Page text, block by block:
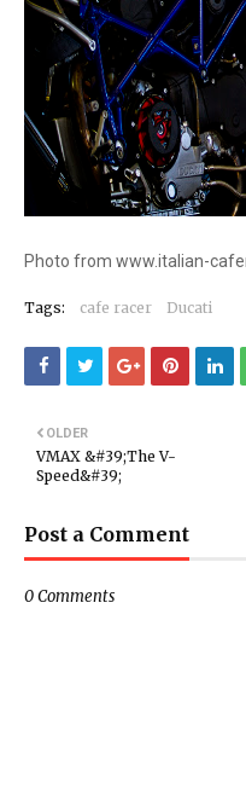
Photo from www.italian-
Tags: cafe racer Ducati
OLDER
VMAX &#39;The V-
Speed&#39;
Post a Comment
0 Comments